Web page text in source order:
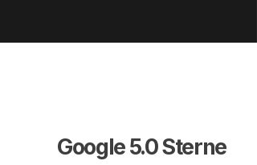
Google 5.0 Sterne